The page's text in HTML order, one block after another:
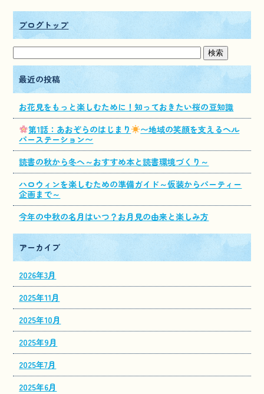
ブログトップ
最近の投稿
お花見をもっと楽しむために！知っておきたい桜の豆知識
第1話：あおぞらのはじまり
〜地域の笑顔を支えるヘル
パーステーション〜
読書の秋から冬へ～おすすめ本と読書環境づくり～
ハロウィンを楽しむための準備ガイド～仮装からパーティー
企画まで～
今年の中秋の名月はいつ？お月見の由来と楽しみ方
アーカイブ
2026年3月
2025年11月
2025年10月
2025年9月
2025年7月
2025年6月